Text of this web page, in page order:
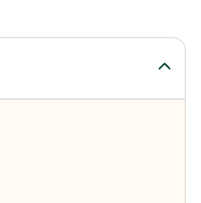
el submenú para Noticias